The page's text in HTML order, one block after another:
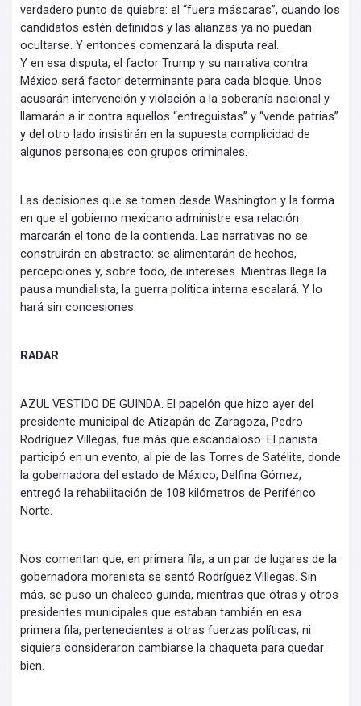
verdadero punto de quiebre: el “fuera máscaras”, cuando los
candidatos estén definidos y las alianzas ya no puedan
ocultarse. Y entonces comenzará la disputa real.
Y en esa disputa, el factor Trump y su narrativa contra
México será factor determinante para cada bloque. Unos
acusarán intervención y violación a la soberanía nacional y
llamarán a ir contra aquellos “entreguistas” y “vende patrias”
y del otro lado insistirán en la supuesta complicidad de
algunos personajes con grupos criminales.
Las decisiones que se tomen desde Washington y la forma
en que el gobierno mexicano administre esa relación
marcarán el tono de la contienda. Las narrativas no se
construirán en abstracto: se alimentarán de hechos,
percepciones y, sobre todo, de intereses. Mientras llega la
pausa mundialista, la guerra política interna escalará. Y lo
hará sin concesiones.
RADAR
AZUL VESTIDO DE GUINDA. El papelón que hizo ayer del
presidente municipal de Atizapán de Zaragoza, Pedro
Rodríguez Villegas, fue más que escandaloso. El panista
participó en un evento, al pie de las Torres de Satélite, donde
la gobernadora del estado de México, Delfina Gómez,
entregó la rehabilitación de 108 kilómetros de Periférico
Norte.
Nos comentan que, en primera fila, a un par de lugares de la
gobernadora morenista se sentó Rodríguez Villegas. Sin
más, se puso un chaleco guinda, mientras que otras y otros
presidentes municipales que estaban también en esa
primera fila, pertenecientes a otras fuerzas políticas, ni
siquiera consideraron cambiarse la chaqueta para quedar
bien.